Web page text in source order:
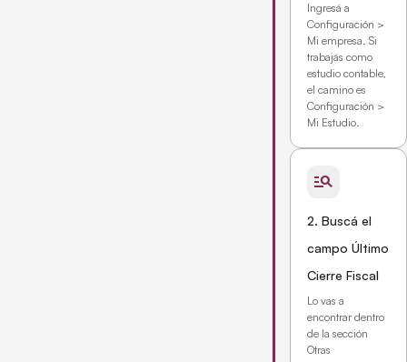
Ingresá a
Configuración >
Mi empresa. Si
trabajás como
estudio contable,
el camino es
Configuración >
Mi Estudio.
manage_search
2. Buscá el
campo Último
Cierre Fiscal
Lo vas a
encontrar dentro
de la sección
Otras